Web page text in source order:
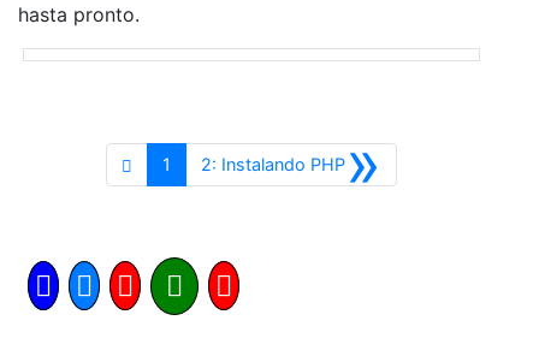
hasta pronto.
1 »
2: Instalando PHPSiguiente